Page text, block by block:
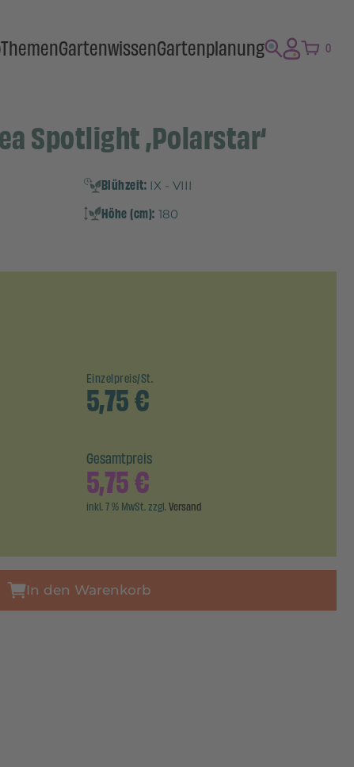
ThemenGartenwissenGartenplanung 0
Spotlight ‚Polarstar‘
Blühzeit: IX - VIII
Höhe (cm): 180
Einzelpreis/St.
5,75€
Gesamtpreis
5,75€
inkl. 7 % MwSt. zzgl.Versand
In den Warenkorb